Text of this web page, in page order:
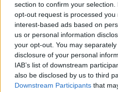
section to confirm your
opt-out request is processed you
interest-based ads based on
us or personal information
your opt-out. You may
disclosure of your personal
IAB’s list of downstream
also be disclosed by us to third
Downstream Participants that
kikötőben
HÍREK 42 perce